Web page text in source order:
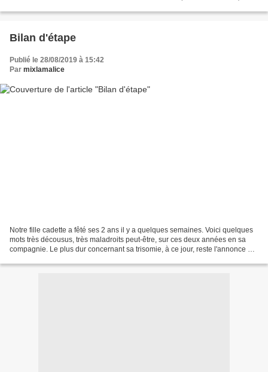
bouffe, de littérature, de musique, d'actualité, etc. Et de ma vie, pas moins
Bilan d'étape
Publié le 28/08/2019 à 15:42
Par mixlamalice
Notre fille cadette a fêté ses 2 ans il y a quelques semaines. Voici quelques
mots très décousus, très maladroits peut-être, sur ces deux années en sa
compagnie. Le plus dur concernant sa trisomie, à ce jour, reste l'annonce par